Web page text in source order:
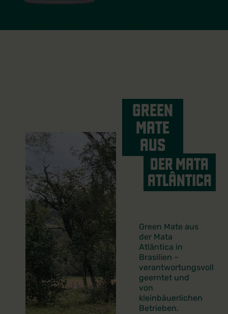
GREEN
MATE
AUS
DER MATA
ATLÂNTICA
Green Mate aus
der Mata
Atlântica in
Brasilien –
verantwortungsvoll
geerntet und
von
kleinbäuerlichen
Betrieben.